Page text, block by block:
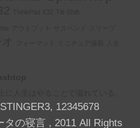
, 12345678
の寝言 , 2011 All Rights